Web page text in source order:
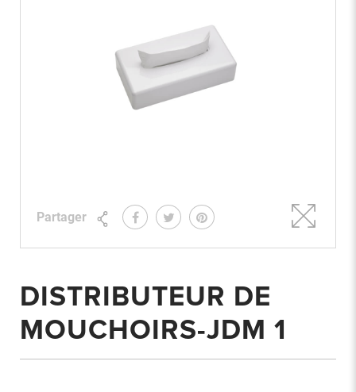
Partager
DISTRIBUTEUR DE
MOUCHOIRS-JDM 1